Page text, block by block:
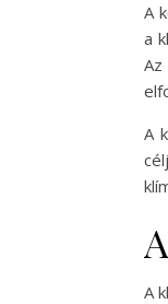
A
a
A
A